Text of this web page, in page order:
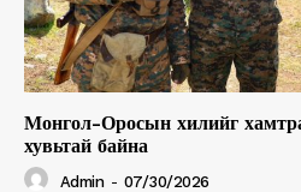
Монгол-Оросын хилийг
хувьтай байна
Admin - 07/30/2026